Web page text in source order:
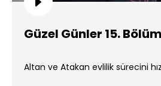
Güzel Günler 15. Bölüm
Altan ve Atakan evlilik sürecini